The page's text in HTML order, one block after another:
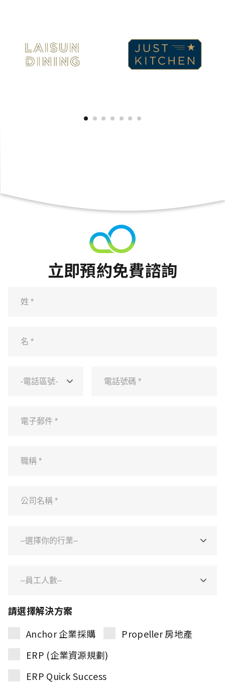
立即預約免費諮詢
請選擇解決方案
Anchor 企業採購
Propeller 房地產
ERP (企業資源規劃)
ERP Quick Success